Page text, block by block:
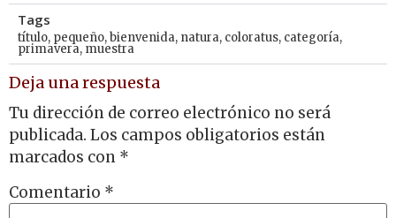
Tags
título, pequeño,bienvenida, natura, coloratus, categoría,
primavera, muestra
Deja una respuesta
Tu dirección de correo electrónico no será
publicada. Los campos obligatorios están
marcados con *
Comentario *